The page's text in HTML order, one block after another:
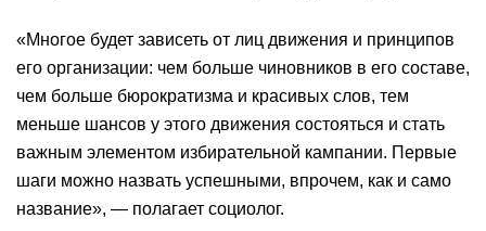
«Многое будет зависеть от лиц движения и принципов
его организации: чем больше чиновников в его составе,
чем больше бюрократизма и красивых слов, тем
меньше шансов у этого движения состояться и стать
важным элементом избирательной кампании. Первые
шаги можно назвать успешными, впрочем, как и само
название», — полагает социолог.